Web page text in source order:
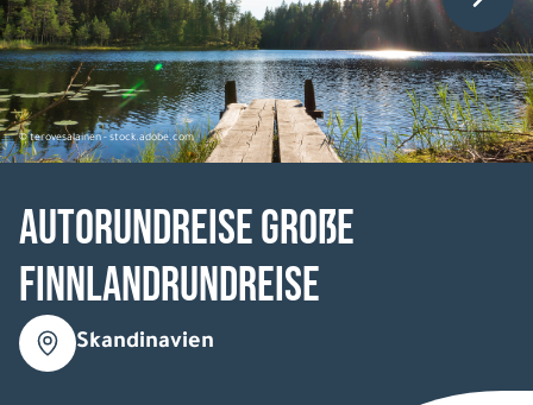
© terovesalainen - stock.adobe.com
Autorundreise Große
Finnlandrundreise
Skandinavien